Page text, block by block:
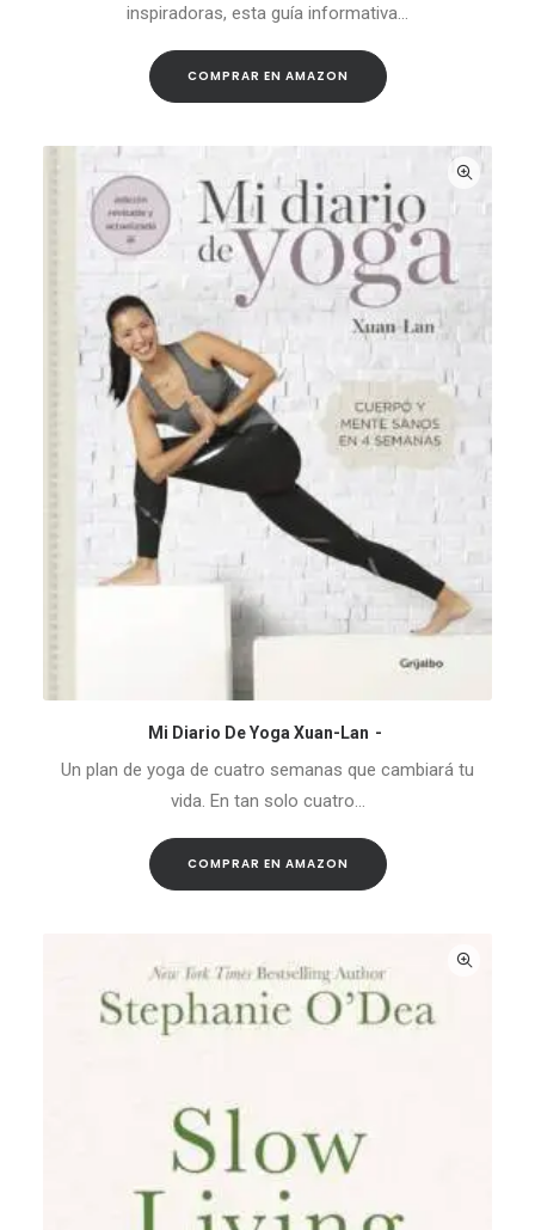
inspiradoras, esta guía informativa…
COMPRAR EN AMAZON
COMPRAR EN AMAZON
Mi Diario De Yoga Xuan-Lan
Un plan de yoga de cuatro semanas que cambiará tu
vida. En tan solo cuatro…
COMPRAR EN AMAZON